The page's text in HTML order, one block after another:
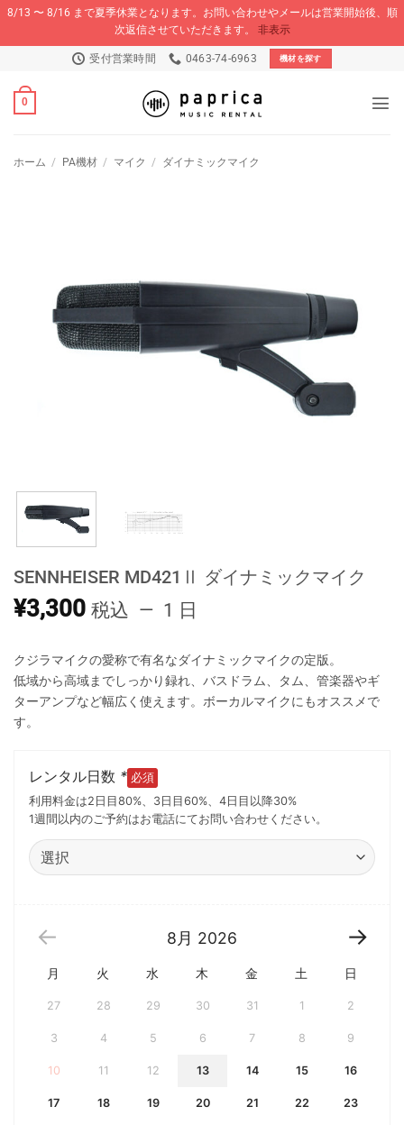
8/13 〜 8/16 まで夏季休業となります。お問い合わせやメールは営業開始後、順
次返信させていただきます。 非表示
content
受付営業時間 0463-74-6963 機材を探す
0
ホーム / PA機材 / マイク / ダイナミックマイク
SENNHEISER MD421Ⅱ ダイナミックマイク
¥3,300 税込 1 日
クジラマイクの愛称で有名なダイナミックマイクの定版。
低域から高域までしっかり録れ、バスドラム、タム、管楽器やギ
ターアンプなど幅広く使えます。ボーカルマイクにもオススメで
す。
レンタル日数 *
利用料金は2日目80%、3日目60%、4日目以降30%
1週間以内のご予約はお電話にてお問い合わせください。
8月 2026
月 火 水 木 金 土 日
27 28 29 30 31 1 2
3 4 5 6 7 8 9
10 11 12 13 14 15 16
17 18 19 20 21 22 23